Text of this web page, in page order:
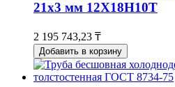
21х3 мм 12Х18Н10Т
2 195 743,23 ₸
Добавить в корзину